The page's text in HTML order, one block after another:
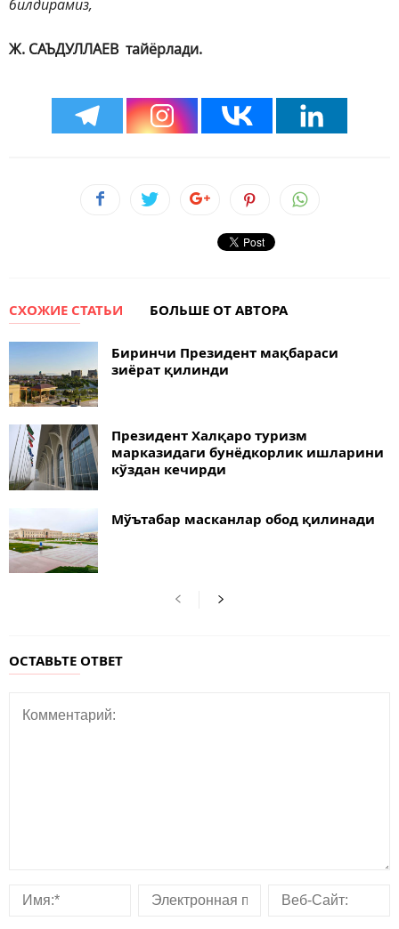
билдирамиз,
Ж. САЪДУЛЛАЕВ тайёрлади.
СХОЖИЕ СТАТЬИ БОЛЬШЕ ОТ АВТОРА
Биринчи Президент мақбараси
зиёрат қилинди
Президент Халқаро туризм
марказидаги бунёдкорлик ишларини
кўздан кечирди
Мўътабар масканлар обод қилинади
ОСТАВЬТЕ ОТВЕТ